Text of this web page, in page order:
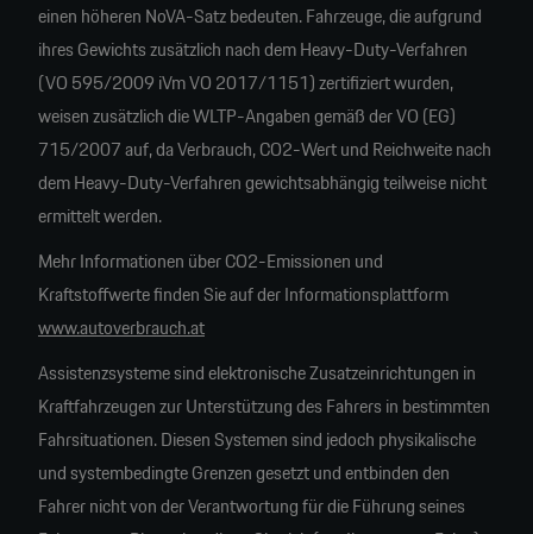
einen höheren NoVA-Satz bedeuten. Fahrzeuge, die aufgrund
ihres Gewichts zusätzlich nach dem Heavy-Duty-Verfahren
(VO 595/2009 iVm VO 2017/1151) zertifiziert wurden,
weisen zusätzlich die WLTP-Angaben gemäß der VO (EG)
715/2007 auf, da Verbrauch, CO2-Wert und Reichweite nach
dem Heavy-Duty-Verfahren gewichtsabhängig teilweise nicht
ermittelt werden.
Mehr Informationen über CO2-Emissionen und
Kraftstoffwerte finden Sie auf der Informationsplattform
www.autoverbrauch.at
Assistenzsysteme sind elektronische Zusatzeinrichtungen in
Kraftfahrzeugen zur Unterstützung des Fahrers in bestimmten
Fahrsituationen. Diesen Systemen sind jedoch physikalische
und systembedingte Grenzen gesetzt und entbinden den
Fahrer nicht von der Verantwortung für die Führung seines